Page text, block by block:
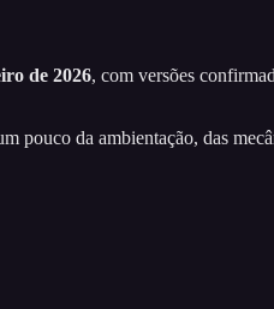
de 2026, com versões
pouco da ambientação, das